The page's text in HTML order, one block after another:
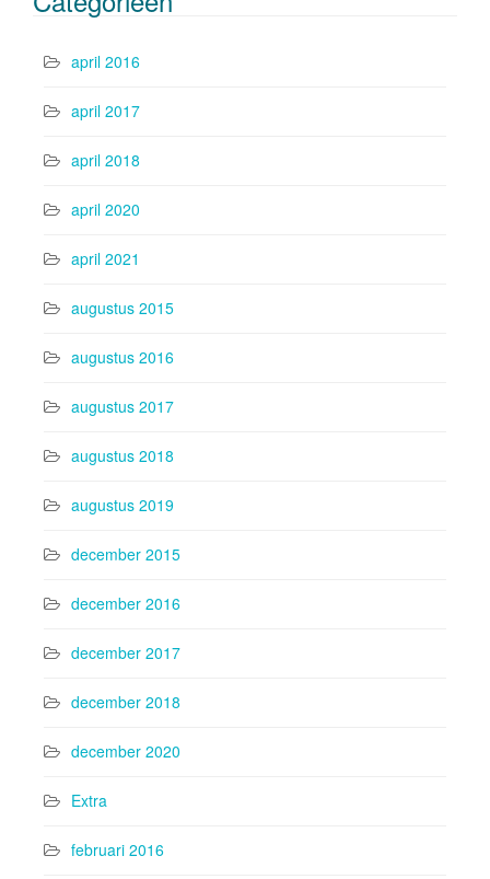
april 2016
april 2017
april 2018
april 2020
april 2021
augustus 2015
augustus 2016
augustus 2017
augustus 2018
augustus 2019
december 2015
december 2016
december 2017
december 2018
december 2020
Extra
februari 2016